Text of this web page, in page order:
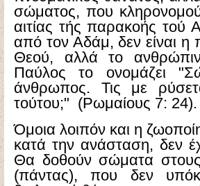
σώματος, που
αιτίας τής παρακοής τού
από τον Αδάμ, δεν είναι η
Θεού, αλλά το
Παύλος το ονομάζει
άνθρωπος. Τις με
τούτου;" (Ρωμαίους 7: 24).
Όμοια λοιπόν και η
κατά την ανάσταση, δεν
Θα δοθούν σώματα
(πάντας), που δεν